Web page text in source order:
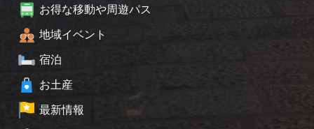
お得な移動や周遊パス
地域イベント
宿泊
お土産
最新情報